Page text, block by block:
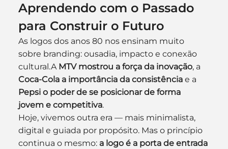
Aprendendo com o Passado
para Construir o Futuro
As logos dos anos 80 nos ensinam muito
sobre branding: ousadia, impacto e conexão
cultural.A MTV mostrou a força da inovação, a
Coca-Cola a importância da consistência e a
Pepsi o poder de se posicionar de forma
jovem e competitiva.
Hoje, vivemos outra era — mais minimalista,
digital e guiada por propósito. Mas o princípio
continua o mesmo: a logo é a porta de entrada